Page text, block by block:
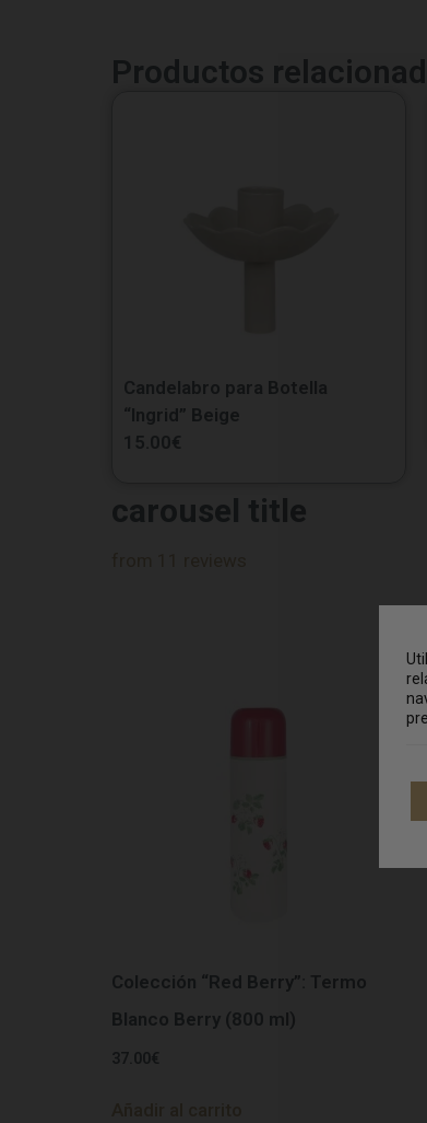
Productos
Candelabro para Botella
“Ingrid” Beige
15.00€
carousel title
Colección “Red Berry”: Termo
Blanco Berry (800 ml)
37.00€